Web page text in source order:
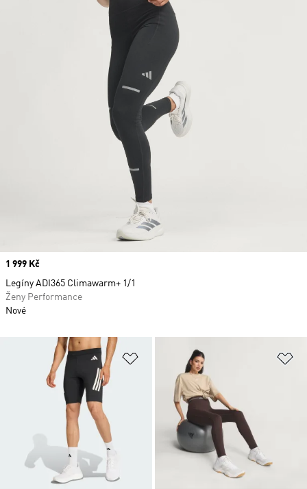
Přidat do seznamu přání
Price
1 999 Kč
Legíny ADI365 Climawarm+ 1/1
Ženy Performance
Nové